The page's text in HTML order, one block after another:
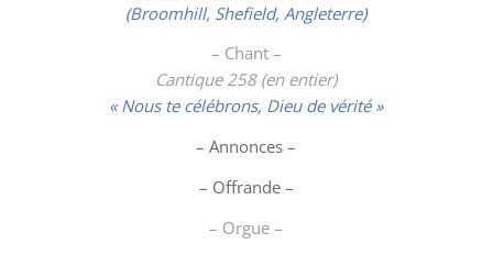
(Broomhill, Shefield, Angleterre)
– Chant –
Cantique 258 (en entier)
« Nous te célébrons, Dieu de vérité »
– Annonces –
– Offrande –
– Orgue –